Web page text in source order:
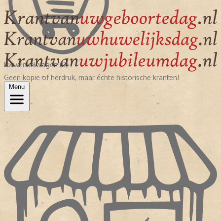
Uw winkelwagen (0)
Geen kopie of herdruk, maar échte historische kranten!
Menu